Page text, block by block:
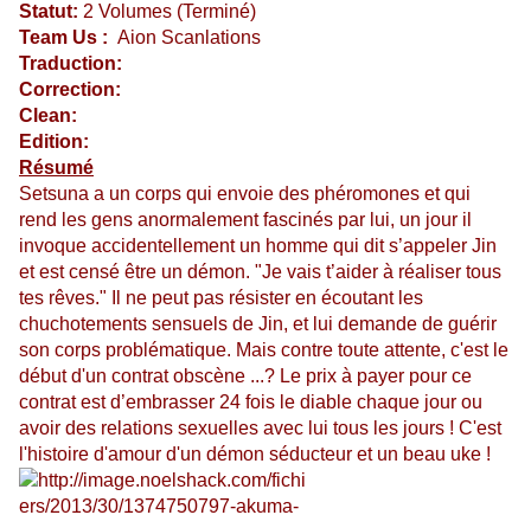
Statut: 2 Volumes (Terminé)
Team Us : Aion Scanlations
Traduction:
Correction:
Clean:
Edition:
Résumé
Setsuna a un corps qui envoie des phéromones et qui
rend les gens anormalement fascinés par lui, un jour il
invoque accidentellement un homme qui dit s’appeler Jin
et est censé être un démon. "Je vais t’aider à réaliser tous
tes rêves." Il ne peut pas résister en écoutant les
chuchotements sensuels de Jin, et lui demande de guérir
son corps problématique. Mais contre toute attente, c'est le
début d'un contrat obscène ...? Le prix à payer pour ce
contrat est d’embrasser 24 fois le diable chaque jour ou
avoir des relations sexuelles avec lui tous les jours ! C'est
l'histoire d'amour d'un démon séducteur et un beau uke !